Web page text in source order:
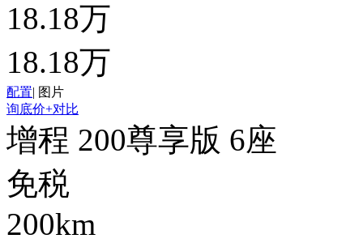
18.18万
18.18万
配置| 图片
询底价+对比
增程 200尊享版 6座
免税
200km